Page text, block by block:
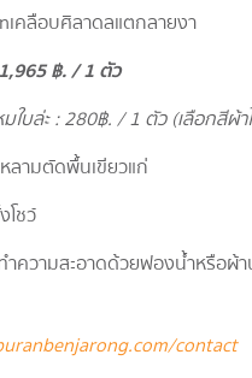
เคลือบศิลาดลแตกลายงา
฿. / 1 ตัว
ใบล่ะ : 280฿. / 1 ตัว (เลือกสีผ้า
ลามตัดพื้นเขียวแก่
โชว์
ำความสะอาดด้วยฟองน้ำหรือผ้
contact